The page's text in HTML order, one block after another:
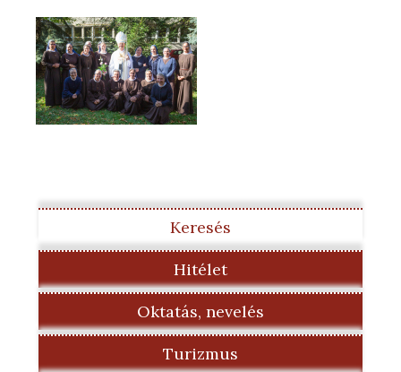
Keresés
Hitélet
Oktatás, nevelés
Turizmus